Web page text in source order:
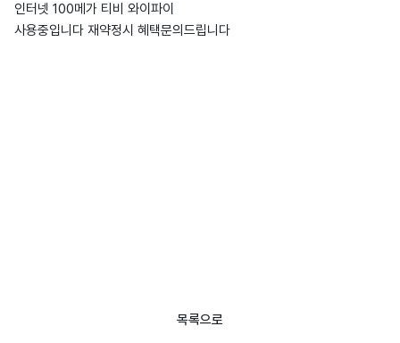
인터넷 100메가 티비 와이파이
사용중입니다 재약정시 혜택문의드립니다
목록으로